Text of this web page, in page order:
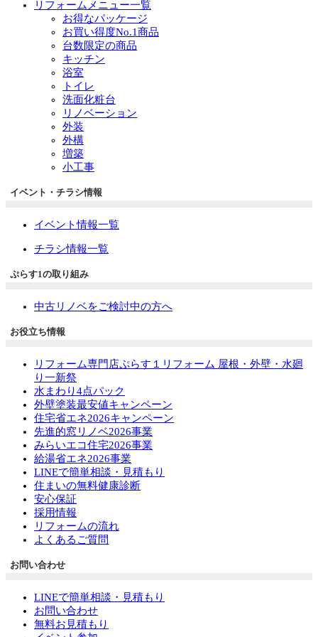
リフォームメニュー一覧
お得なパッケージ
お買い得度No.1商品
台数限定の商品
キッチン
浴室
トイレ
洗面化粧台
リノベーション
外装
外構
増築
小工事
イベント・チラシ情報
イベント情報一覧
チラシ情報一覧
ぷらす1の取り組み
中古リノベをご検討中の方へ
お役立ち情報
リフォーム専門店ぷらす１リフォーム 屋根・外壁・水廻
り一新祭
水まわり4点パック
外壁塗装最安値キャンペーン
住宅省エネ2026キャンペーン
先進的窓リノベ2026事業
みらいエコ住宅2026事業
給湯省エネ2026事業
LINEで簡単相談・見積もり
住まいの無料健康診断
安心保証
採用情報
リフォームの流れ
よくあるご質問
お問い合わせ
LINEで簡単相談・見積もり
お問い合わせ
無料お見積もり